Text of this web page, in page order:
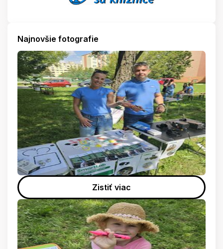
Najnovšie fotografie
Zistiť viac